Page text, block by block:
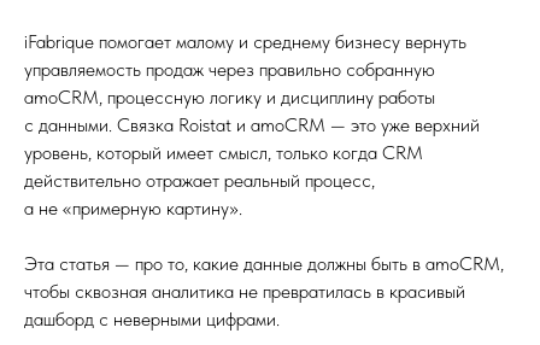
iFabrique помогает малому и среднему бизнесу вернуть
управляемость продаж через правильно собранную
amoCRM, процессную логику и дисциплину работы
с данными. Связка Roistat и amoCRM — это уже верхний
уровень, который имеет смысл, только когда CRM
действительно отражает реальный процесс,
а не «примерную картину».
Эта статья — про то, какие данные должны быть в amoCRM,
чтобы сквозная аналитика не превратилась в красивый
дашборд с неверными цифрами.